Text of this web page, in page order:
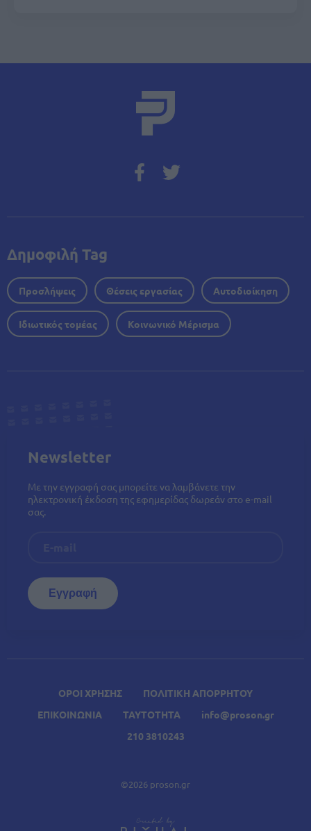
ΟΡΟΙ ΧΡΗΣΗΣ
ΠΟΛΙΤΙΚΗ ΑΠΟΡΡΗΤΟΥ
ΕΠΙΚΟΙΝΩΝΙΑ
ΤΑΥΤΟΤΗΤΑ
info@proson.gr
210 3810243
©2026 proson.gr
Δημοφιλή Tag
Προσλήψεις Θέσεις εργασίας Αυτοδιοίκηση
Ιδιωτικός τομέας Κοινωνικό Μέρισμα
Newsletter
Με την εγγραφή σας μπορείτε να λαμβάνετε την
ηλεκτρονική έκδοση της εφημερίδας δωρεάν στο e-mail
σας.